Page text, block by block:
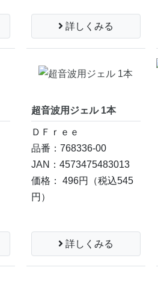
詳しくみる
超音波用ジェル 1本
ＤＦｒｅｅ
品番：768336-00
JAN：4573475483013
価格： 496円
（税込545
円）
詳しくみる